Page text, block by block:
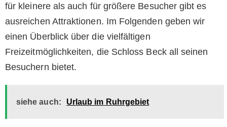
für kleinere als auch für größere Besucher gibt es
ausreichen Attraktionen. Im Folgenden geben wir
einen Überblick über die vielfältigen
Freizeitmöglichkeiten, die Schloss Beck all seinen
Besuchern bietet.
siehe auch: Urlaub im Ruhrgebiet